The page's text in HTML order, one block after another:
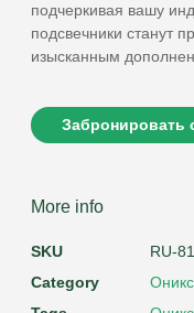
подчеркивая вашу
подсвечники станут
изысканным
Забронировать
More info
SKU
RU-
Category
Оникс